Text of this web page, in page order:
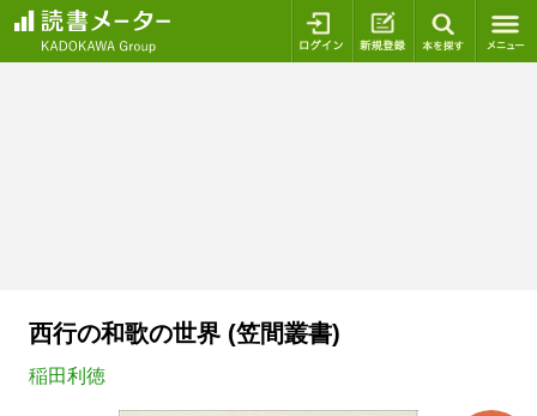
ログイン 新規登録
西行の和歌の世界 (笠間叢書)
稲田利徳